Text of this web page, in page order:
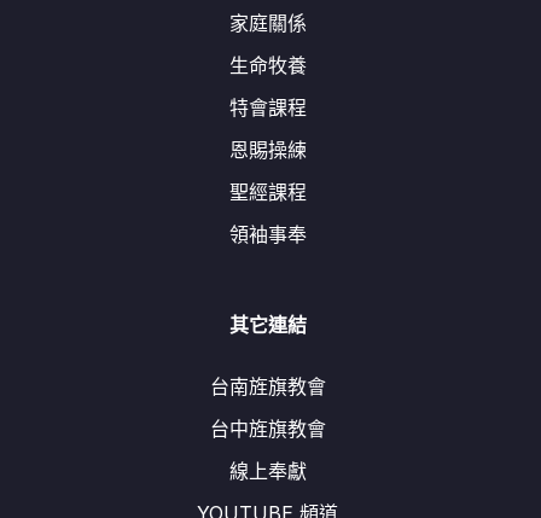
家庭關係
生命牧養
特會課程
恩賜操練
聖經課程
領袖事奉
其它連結
台南旌旗教會
台中旌旗教會
線上奉獻
YOUTUBE 頻道